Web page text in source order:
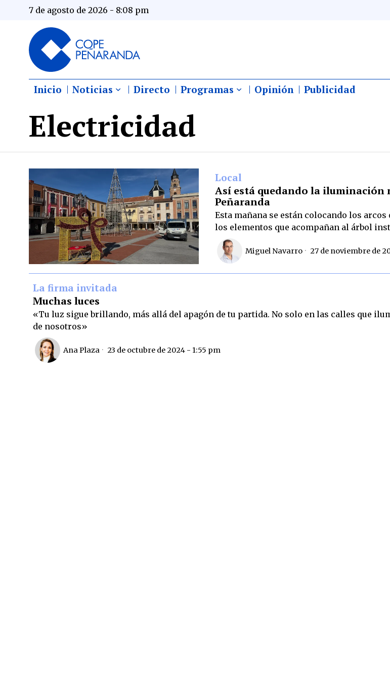
7 de agosto de 2026 - 8:08 pm
Inicio Noticias Directo Programas Opinión Publicidad
Electricidad
Local
Así está quedando la iluminación
Peñaranda
Esta mañana se están colocando los
los elementos que acompañan al árbol
Miguel Navarro 27 de noviembre de
La firma invitada
Muchas luces
«Tu luz sigue brillando, más allá del apagón de tu partida. No solo en las calles que
de nosotros»
Ana Plaza 23 de octubre de 2024 - 1:55 pm